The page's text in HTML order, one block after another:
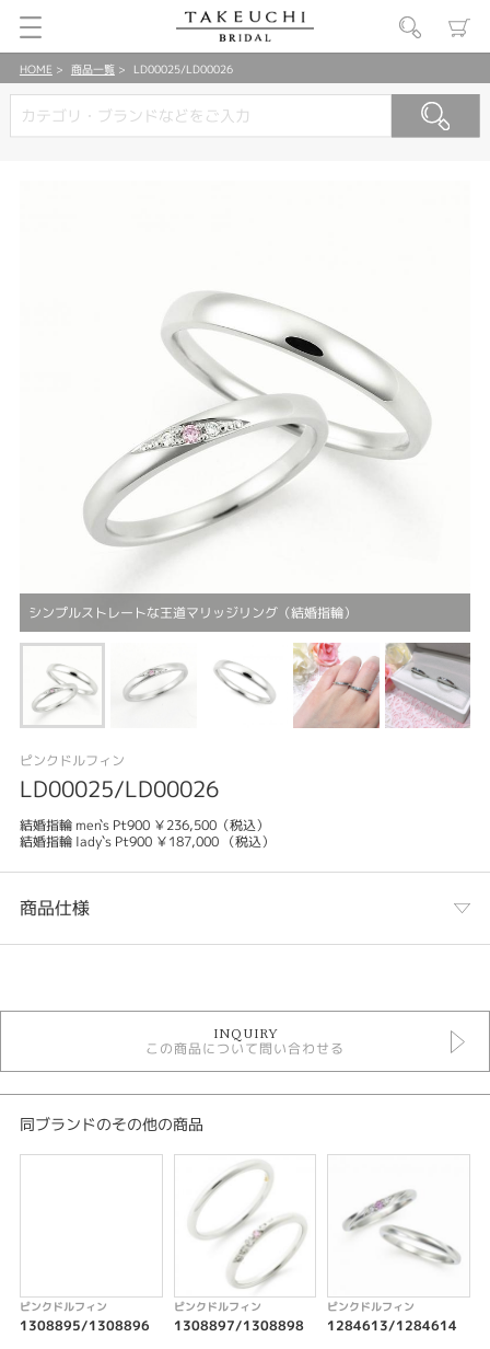
HOME 商品一覧 LD00025/LD00026
シンプルストレートな王道マリッジリング（結婚指輪）
ピンクドルフィン
LD00025/LD00026
結婚指輪 men`s Pt900 ￥236,500（税込）
結婚指輪 lady`s Pt900 ￥187,000 （税込）
商品仕様
結婚指輪
Pink Dolphin Diamond 結婚指輪
結婚指輪 ストレート
結婚指輪 プラチナカラー
結婚指輪 一石
結婚指輪 甲丸
結婚指輪 ピンクダイヤモンド
テイスト
結婚指輪 キュート
INQUIRY
この商品について問い合わせる
同ブランドのその他の商品
ピンクドルフィン
1308895/1308896
ピンクドルフィン
1308897/1308898
ピンクドルフィン
1284613/1284614